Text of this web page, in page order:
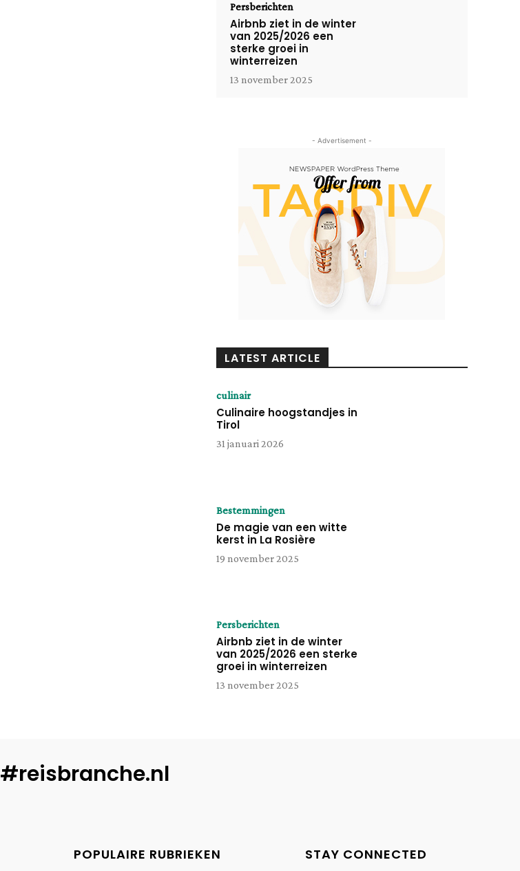
Persberichten
Airbnb ziet in de winter
van 2025/2026 een
sterke groei in
winterreizen
13 november 2025
- Advertisement -
LATEST ARTICLE
culinair
Culinaire hoogstandjes in
Tirol
31 januari 2026
Bestemmingen
De magie van een witte
kerst in La Rosière
19 november 2025
Persberichten
Airbnb ziet in de winter
van 2025/2026 een sterke
groei in winterreizen
13 november 2025
#reisbranche.nl
POPULAIRE RUBRIEKEN STAY CONNECTED